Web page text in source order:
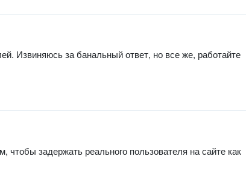
Извиняюсь за банальный ответ, но все же, работайте
чтобы задержать реального пользователя на сайте как